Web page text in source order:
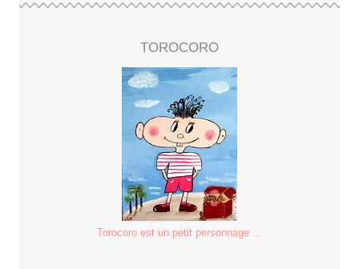
TOROCORO
Torocoro est un petit personnage ...